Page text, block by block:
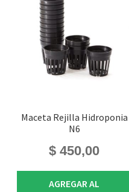
Maceta Rejilla Hidroponia
N6
$ 450,00
AGREGAR AL